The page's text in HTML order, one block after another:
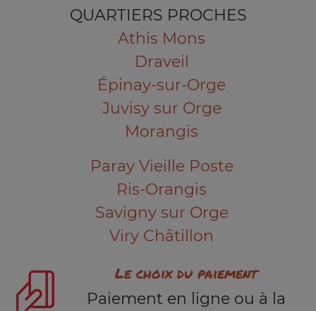
QUARTIERS PROCHES
Athis Mons
Draveil
Épinay-sur-Orge
Juvisy sur Orge
Morangis
Paray Vieille Poste
Ris-Orangis
Savigny sur Orge
Viry Châtillon
Le choix du paiement
Paiement en ligne ou à la